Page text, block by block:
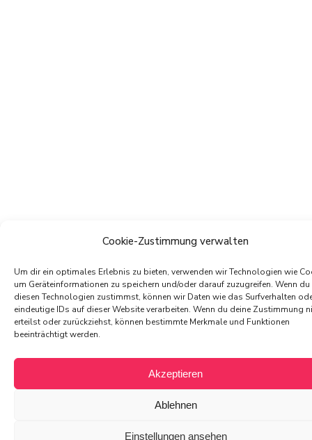
Cookie-Zustimmung verwalten
Um dir ein optimales Erlebnis zu bieten, verwenden wir Technologien wie
um Geräteinformationen zu speichern und/oder darauf zuzugreifen. Wenn du
diesen Technologien zustimmst, können wir Daten wie das Surfverhalten
eindeutige IDs auf dieser Website verarbeiten. Wenn du deine Zustimmung
erteilst oder zurückziehst, können bestimmte Merkmale und Funktionen
beeinträchtigt werden.
Akzeptieren
Ablehnen
Einstellungen ansehen